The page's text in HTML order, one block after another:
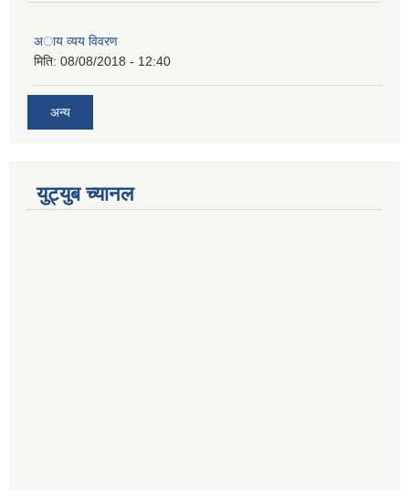
अाय व्यय विवरण
मिति: 08/08/2018 - 12:40
अन्य
युट्युब च्यानल